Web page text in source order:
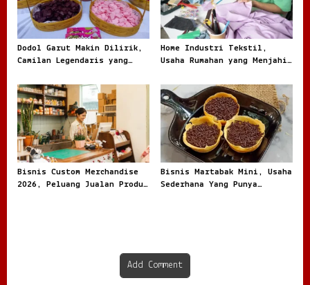
Dodol Garut Makin Dilirik,
Camilan Legendaris yang
Home Industri Tekstil,
Usaha Rumahan yang Menjahit
Bisnis Custom Merchandise
2026, Peluang Jualan Produk
Bisnis Martabak Mini, Usaha
Sederhana Yang Punya
Add Comment